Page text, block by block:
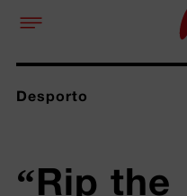
Desporto
“Rip the